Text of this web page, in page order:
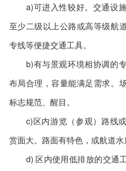
a)可进入性较好。交通设施
至少二级以上公路或高等级航
专线等便捷交通工具。
b)有与景观环境相协调的专
布局合理，容量能满足需求。
标志规范、醒目。
c)区内游览（参观）路线或
赏面大。路面有特色，或航
d) 区内使用低排放的交通